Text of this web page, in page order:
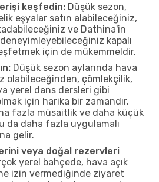
keşfedin: Düşük sezon,
eşyalar satın alabileceğiniz,
ve Dathina'in
kapalı
için de mükemmeldir.
Düşük sezon aylarında hava
olabileceğinden, çömlekçilik,
yerel dans dersleri gibi
için harika bir zamandır.
fazla müsaitlik ve daha küçük
da daha fazla uygulamalı
gelir.
veya doğal rezervleri
yerel bahçede, hava açık
izin vermediğinde ziyaret